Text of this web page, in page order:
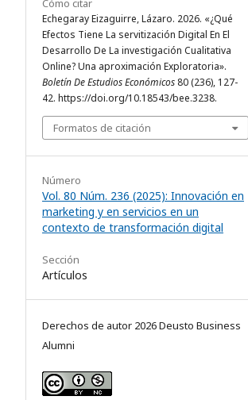
Cómo citar
Echegaray Eizaguirre, Lázaro. 2026. «¿Qué
Efectos Tiene La servitización Digital En El
Desarrollo De La investigación Cualitativa
Online? Una aproximación Exploratoria».
Boletín De Estudios Económicos 80 (236), 127-
42. https://doi.org/10.18543/bee.3238.
Formatos de citación
Número
Vol. 80 Núm. 236 (2025): Innovación en
marketing y en servicios en un
contexto de transformación digital
Sección
Artículos
Derechos de autor 2026 Deusto Business
Alumni